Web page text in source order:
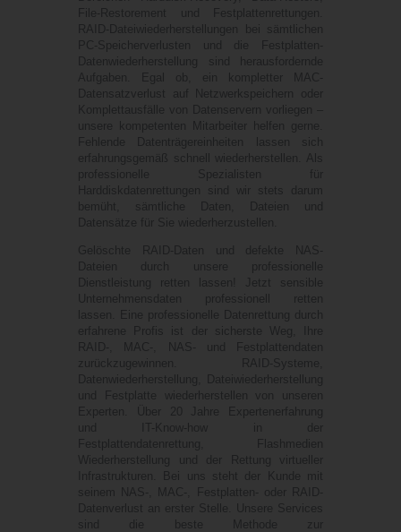
File-Restorement und Festplattenrettungen.
RAID-Dateiwiederherstellungen bei sämtlichen
PC-Speicherverlusten und die Festplatten-
Datenwiederherstellung sind herausfordernde
Aufgaben. Egal ob, ein kompletter MAC-
Datensatzverlust auf Netzwerkspeichern oder
Komplettausfälle von Datenservern vorliegen –
unsere kompetenten Mitarbeiter helfen gerne.
Fehlende Datenträgereinheiten lassen sich
erfahrungsgemäß schnell wiederherstellen. Als
professionelle Spezialisten für
Harddiskdatenrettungen sind wir stets darum
bemüht, sämtliche Daten, Dateien und
Datensätze für Sie wiederherzustellen.
Gelöschte RAID-Daten und defekte NAS-
Dateien durch unsere professionelle
Dienstleistung retten lassen! Jetzt sensible
Unternehmensdaten professionell retten
lassen. Eine professionelle Datenrettung durch
erfahrene Profis ist der sicherste Weg, Ihre
RAID-, MAC-, NAS- und Festplattendaten
zurückzugewinnen. RAID-Systeme,
Datenwiederherstellung, Dateiwiederherstellung
und Festplatte wiederherstellen von unseren
Experten. Über 20 Jahre Expertenerfahrung
und IT-Know-how in der
Festplattendatenrettung, Flashmedien
Wiederherstellung und der Rettung virtueller
Infrastrukturen. Bei uns steht der Kunde mit
seinem NAS-, MAC-, Festplatten- oder RAID-
Datenverlust an erster Stelle. Unsere Services
sind die beste Methode zur